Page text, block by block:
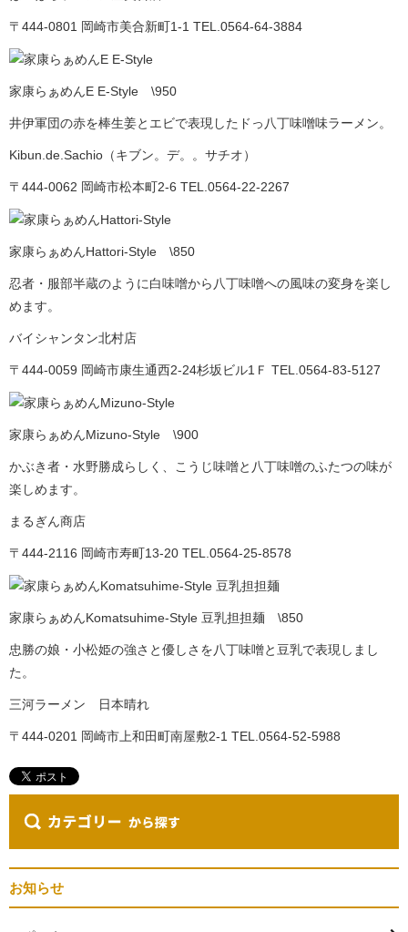
〒444-0801 岡崎市美合新町1-1 TEL.0564-64-3884
家康らぁめんE E-Style \950
井伊軍団の赤を棒生姜とエビで表現したドっ八丁味噌味ラーメン。
Kibun.de.Sachio（キブン。デ。。サチオ）
〒444-0062 岡崎市松本町2-6 TEL.0564-22-2267
家康らぁめんHattori-Style \850
忍者・服部半蔵のように白味噌から八丁味噌への風味の変身を楽し
めます。
バイシャンタン北村店
〒444-0059 岡崎市康生通西2-24杉坂ビル1Ｆ TEL.0564-83-5127
家康らぁめんMizuno-Style \900
かぶき者・水野勝成らしく、こうじ味噌と八丁味噌のふたつの味が
楽しめます。
まるぎん商店
〒444-2116 岡崎市寿町13-20 TEL.0564-25-8578
家康らぁめんKomatsuhime-Style 豆乳担担麺 \850
忠勝の娘・小松姫の強さと優しさを八丁味噌と豆乳で表現しまし
た。
三河ラーメン 日本晴れ
〒444-0201 岡崎市上和田町南屋敷2-1 TEL.0564-52-5988
お知らせ